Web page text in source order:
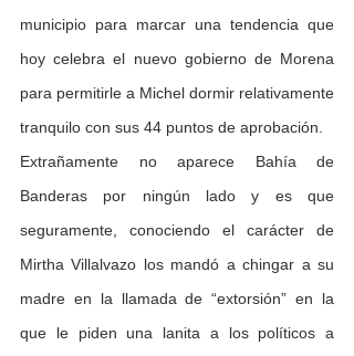
municipio para marcar una tendencia que
hoy celebra el nuevo gobierno de Morena
para permitirle a Michel dormir relativamente
tranquilo con sus 44 puntos de aprobación.
Extrañamente no aparece Bahía de
Banderas por ningún lado y es que
seguramente, conociendo el carácter de
Mirtha Villalvazo los mandó a chingar a su
madre en la llamada de “extorsión” en la
que le piden una lanita a los políticos a